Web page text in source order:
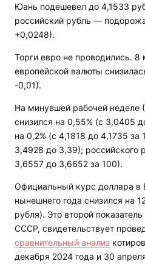
Юань подешевел до 4,1533
российский рубль —
+0,0248).
Торги евро не проводились. 8
европейской валюты
-0,01).
На минувшей рабочей неделе
снизился на 0,55% (с 3,0405
на 0,2% (с 4,1818 до 4,1735
3,4928 до 3,39); российского
3,6557 до 3,6652 за 100).
Официальный курс доллара в
нынешнего года снизился на
рубля). Это второй
СССР, свидетельствует
сравнительный анализ
декабря 2024 года и 30